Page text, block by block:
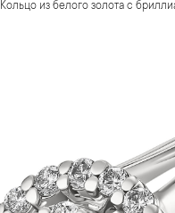
Кольцо из белого золота с